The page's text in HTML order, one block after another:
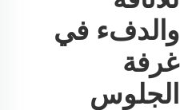
والدفء في
غرفة
الجلوس